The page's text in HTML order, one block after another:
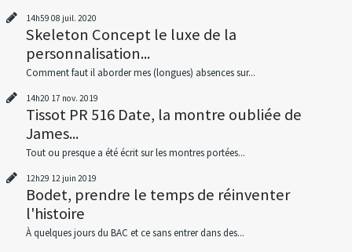
14h59 08 juil. 2020
Skeleton Concept le luxe de la
personnalisation...
Comment faut il aborder mes (longues) absences sur...
14h20 17 nov. 2019
Tissot PR 516 Date, la montre oubliée de
James...
Tout ou presque a été écrit sur les montres portées...
12h29 12 juin 2019
Bodet, prendre le temps de réinventer
l'histoire
À quelques jours du BAC et ce sans entrer dans des...